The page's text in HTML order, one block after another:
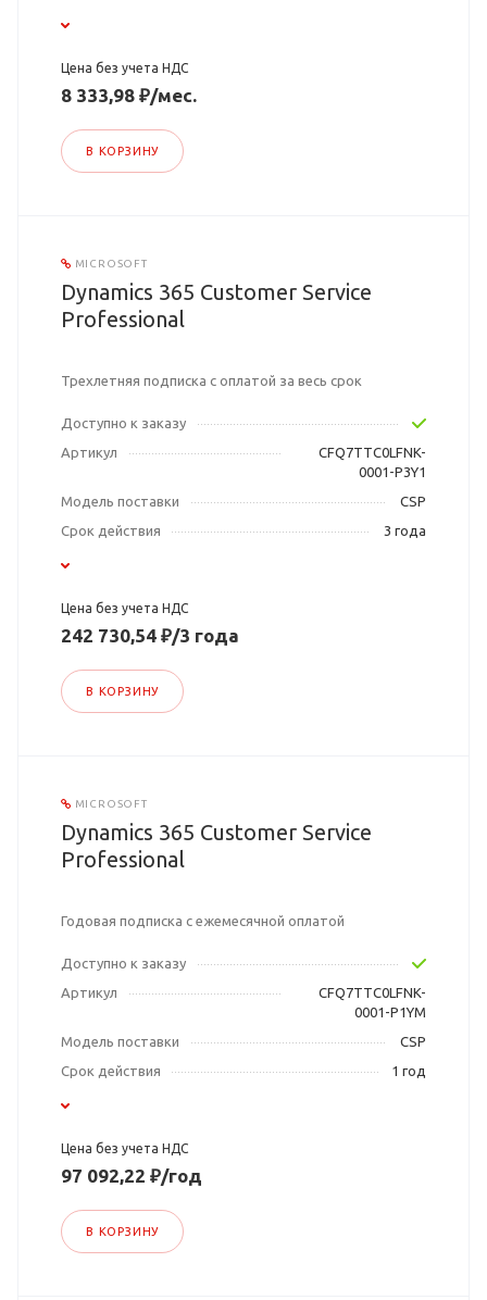
Цена без учета НДС
8 333,98 ₽/мес.
В КОРЗИНУ
MICROSOFT
Dynamics 365 Customer Service
Professional
Трехлетняя подписка с оплатой за весь срок
Доступно к заказу
Артикул
CFQ7TTC0LFNK-
0001-P3Y1
Модель поставки
CSP
Срок действия
3 года
Цена без учета НДС
242 730,54 ₽/3 года
В КОРЗИНУ
MICROSOFT
Dynamics 365 Customer Service
Professional
Годовая подписка с ежемесячной оплатой
Доступно к заказу
Артикул
CFQ7TTC0LFNK-
0001-P1YM
Модель поставки
CSP
Срок действия
1 год
Цена без учета НДС
97 092,22 ₽/год
В КОРЗИНУ